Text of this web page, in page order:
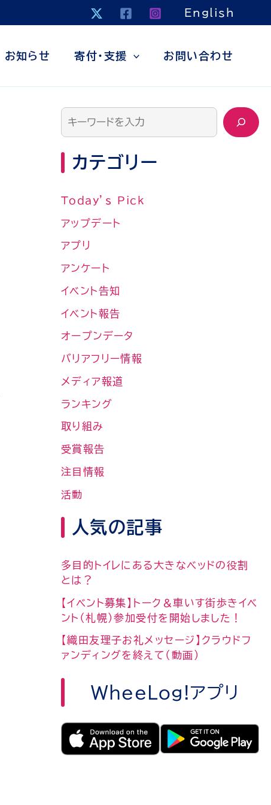
English
お知らせ 寄付・支援 お問い合わせ
カテゴリー
Today’s Pick
アップデート
アプリ
アンケート
イベント告知
イベント報告
オープンデータ
バリアフリー情報
メディア報道
ランキング
取り組み
受賞報告
注目情報
活動
人気の記事
多目的トイレにある大きなベッドの役割
とは？
【イベント募集】トーク＆車いす街歩きイベ
ント（札幌）参加受付を開始しました！
【織田友理子お礼メッセージ】クラウドフ
ァンディングを終えて（動画）
WheeLog!アプリ